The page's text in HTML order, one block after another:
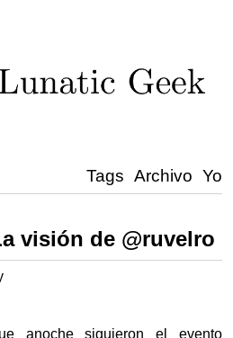
Tags Archivo Yo
visión de @ruvelro
anoche siguieron el evento